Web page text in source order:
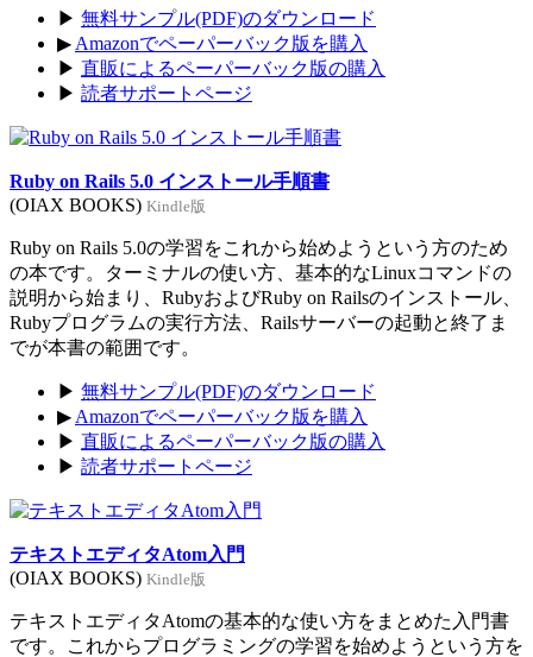
▶ 無料サンプル(PDF)のダウンロード
▶ Amazonでペーパーバック版を購入
▶ 直販によるペーパーバック版の購入
▶ 読者サポートページ
Ruby on Rails 5.0 インストール手順書
(OIAX BOOKS) Kindle版
Ruby on Rails 5.0の学習をこれから始めようという方のため
の本です。ターミナルの使い方、基本的なLinuxコマンドの
説明から始まり、RubyおよびRuby on Railsのインストール、
Rubyプログラムの実行方法、Railsサーバーの起動と終了ま
でが本書の範囲です。
▶ 無料サンプル(PDF)のダウンロード
▶ Amazonでペーパーバック版を購入
▶ 直販によるペーパーバック版の購入
▶ 読者サポートページ
テキストエディタAtom入門
(OIAX BOOKS) Kindle版
テキストエディタAtomの基本的な使い方をまとめた入門書
です。これからプログラミングの学習を始めようという方を